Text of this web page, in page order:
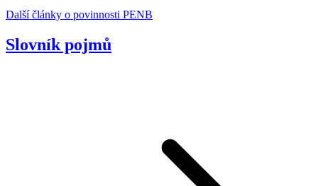
Další články o povinnosti PENB
Slovník pojmů